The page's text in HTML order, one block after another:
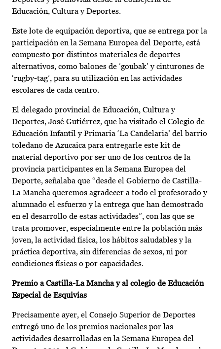
Educación, Cultura y Deportes.
Este lote de equipación deportiva, que se entrega por la
participación en la Semana Europea del Deporte, está
compuesto por distintos materiales de deportes
alternativos, como balones de ‘goubak’ y cinturones de
‘rugby-tag’, para su utilización en las actividades
escolares de cada centro.
El delegado provincial de Educación, Cultura y
Deportes, José Gutiérrez, que ha visitado el Colegio de
Educación Infantil y Primaria ‘La Candelaria’ del barrio
toledano de Azucaica para entregarle este kit de
material deportivo por ser uno de los centros de la
provincia participantes en la Semana Europea del
Deporte, señalaba que “desde el Gobierno de Castilla-
La Mancha queremos agradecer a todo el profesorado y
alumnado el esfuerzo y la entrega que han demostrado
en el desarrollo de estas actividades”, con las que se
trata promover, especialmente entre la población más
joven, la actividad física, los hábitos saludables y la
práctica deportiva, sin diferencias de sexos, ni por
condiciones físicas o por capacidades.
Premio a Castilla-La Mancha y al colegio de Educación
Especial de Esquivias
Precisamente ayer, el Consejo Superior de Deportes
entregó uno de los premios nacionales por las
actividades desarrolladas en la Semana Europea del